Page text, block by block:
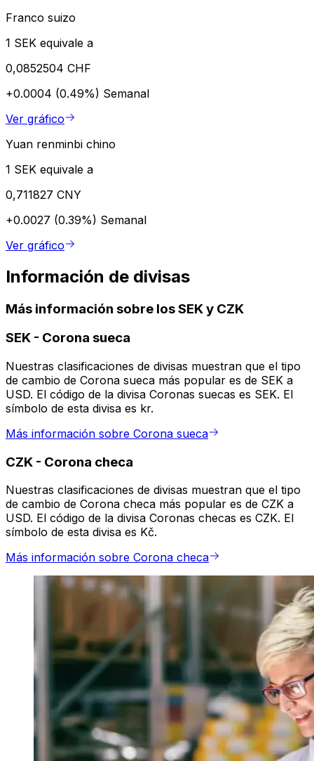
Franco suizo
1 SEK equivale a
0,0852504 CHF
+0.0004 (0.49%) Semanal
Ver gráfico
Yuan renminbi chino
1 SEK equivale a
0,711827 CNY
+0.0027 (0.39%) Semanal
Ver gráfico
Información de divisas
Más información sobre los SEK y CZK
SEK - Corona sueca
Nuestras clasificaciones de divisas muestran que el tipo
de cambio de Corona sueca más popular es de SEK a
USD. El código de la divisa Coronas suecas es SEK. El
símbolo de esta divisa es kr.
Más información sobre Corona sueca
CZK - Corona checa
Nuestras clasificaciones de divisas muestran que el tipo
de cambio de Corona checa más popular es de CZK a
USD. El código de la divisa Coronas checas es CZK. El
símbolo de esta divisa es Kč.
Más información sobre Corona checa